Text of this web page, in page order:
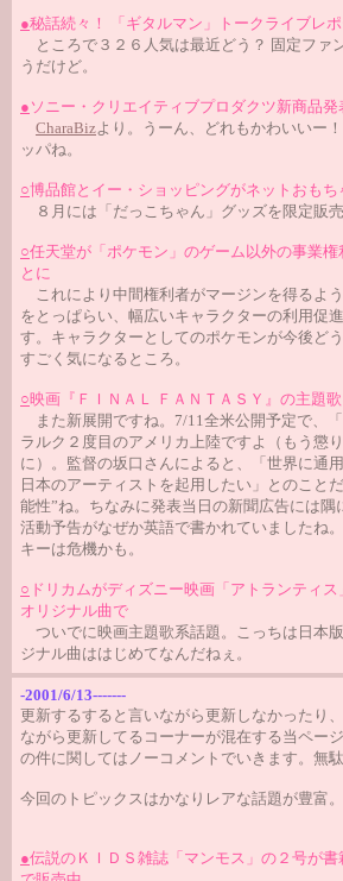
●秘話続々！ 「ギタルマン」トークライブレポ
ところで３２６人気は最近どう？ 固定ファ
うだけど。
● ソニー・クリエイティブプロダクツ新商品発
CharaBizより。うーん、どれもかわいいー
ッパね。
○博品館とイー・ショッピングがネットおもち
８月には「だっこちゃん」グッズを限定販売
○任天堂が「ポケモン」のゲーム以外の事業権
とに
これにより中間権利者がマージンを得るよ
をとっぱらい、幅広いキャラクターの利用促
す。キャラクターとしてのポケモンが今後ど
すごく気になるところ。
○映画『ＦＩＮＡＬ ＦＡＮＴＡＳＹ』の主題歌
また新展開ですね。7/11全米公開予定で、
ラルク２度目のアメリカ上陸ですよ（もう懲
に）。監督の坂口さんによると、「世界に通
日本のアーティストを起用したい」とのこと
能性”ね。ちなみに発表当日の新聞広告には隅
活動予告がなぜか英語で書かれていましたね
キーは危機かも。
○ ドリカムがディズニー映画「アトランティ
オリジナル曲で
ついでに映画主題歌系話題。こっちは日本
ジナル曲ははじめてなんだねぇ。
-2001/6/13-------
更新するすると言いながら更新しなかったり
ながら更新してるコーナーが混在する当ペー
の件に関してはノーコメントでいきます。無駄
今回のトピックスはかなりレアな話題が豊富
●伝説のＫＩＤＳ雑誌「マンモス」の２号が書